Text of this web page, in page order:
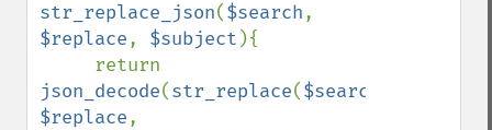
str_replace_json($search
$replace, $subject ){
json_decode(str_replace($search
$replace